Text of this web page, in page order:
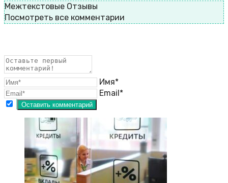
Межтекстовые Отзывы
Посмотреть все комментарии
Имя*
Email*